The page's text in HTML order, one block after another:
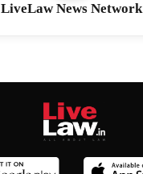
LiveLaw News Network